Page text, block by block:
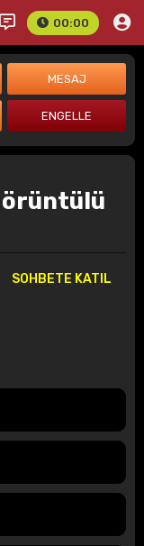
00:00
SOHBETE KATIL